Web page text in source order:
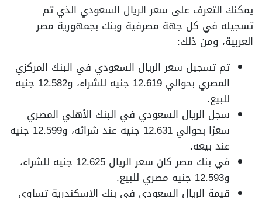
يمكنك التعرف على سعر الريال السعودي الذي تم
تسجيله في كل جهة مصرفية وبنك بجمهورية مصر
العربية، ومن ذلك:
تم تسجيل سعر الريال السعودي في البنك المركزي
المصري بحوالي 12.619 جنيه للشراء، و12.582 جنيه
للبيع.
سجل الريال السعودي في البنك الأهلي المصري
سعرًا بحوالي 12.631 جنيه عند شرائه، و12.599 جنيه
عند بيعه.
في بنك مصر كان سعر الريال 12.625 جنيه للشراء،
و12.593 جنيه مصري للبيع.
قيمة الريال السعودي في بنك الإسكندرية تساوي